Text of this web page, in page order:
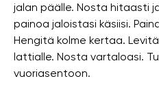
jalan päälle. Nosta hitaasti
painoa jaloistasi käsiisi.
Hengitä kolme kertaa.
lattialle. Nosta vartaloasi.
vuoriasentoon.